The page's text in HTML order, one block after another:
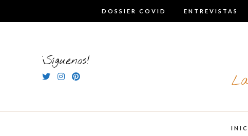
DOSSIER COVID ENTREVISTAS
¡Síguenos!